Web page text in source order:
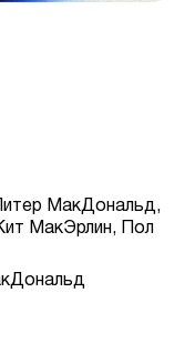
МакДональд,
МакЭрлин, Пол